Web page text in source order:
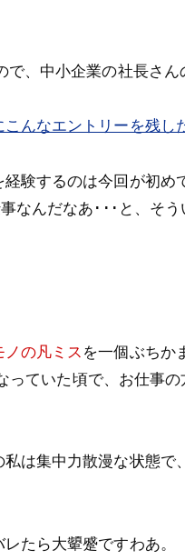
、中小企業の社長さ
こんなエントリーを残し
験するのは今回が初め
なんだなあ･･･と、そ
ノの凡ミス を一個ぶちか
ていた頃で、お仕事
は集中力散漫な状態で
たら大顰蹙ですわあ。